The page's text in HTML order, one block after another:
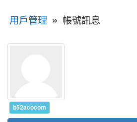
用戶管理 » 帳號訊息
b52acocom